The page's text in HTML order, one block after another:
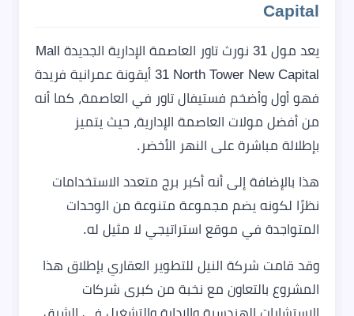
Capital
يعد مول 31 نورث تاور العاصمة الإدارية الجديدة Mall
31 North Tower New Capital أيقونة عمرانية فريدة
فهو أول وأضخم فستيفال تاور في العاصمة، كما أنه
من أفضل مولات العاصمة الإدارية، حيث يتميز
بإطلالة مباشرة على النهر الأخضر.
هذا بالإضافة إلى أنه أكبر برج متعدد الاستخدامات
نظرًا لكونه يضم مجموعة متنوعة من الوحدات
المتواجدة في موقع استراتيجي لا مثيل له.
وقد قامت شركة النيل للتطوير العقاري بإطلاق هذا
المشروع بالتعاون مع نخبة من كبرى شركات